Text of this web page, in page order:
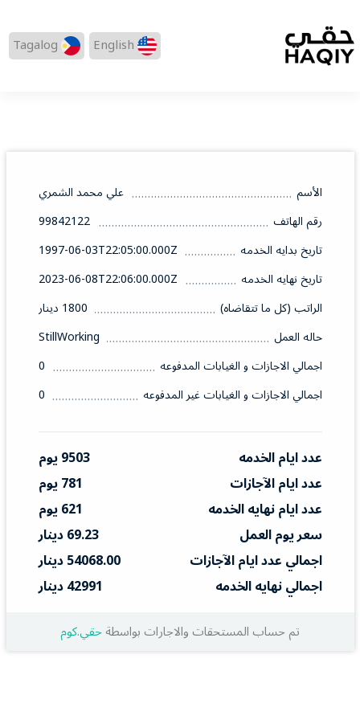
English
Tagalog
الأسم
علي محمد الشمري
رقم الهاتف
99842122
تاريخ بدايه الخدمه
1997-06-03T22:05:00.000Z
تاريخ نهايه الخدمه
2023-06-08T22:06:00.000Z
الراتب (كل ما تتقاضاه)
1800 دينار
حاله العمل
StillWorking
اجمالي الاجازات و الغيابات المدفوعه
0
اجمالي الاجازات و الغيابات غير المدفوعه
0
عدد ايام الخدمه
9503 يوم
عدد ايام الآجازات
781 يوم
عدد ايام نهايه الخدمه
621 يوم
سعر يوم العمل
69.23 دينار
اجمالي عدد ايام الآجازات
54068.00 دينار
اجمالي نهايه الخدمه
42991 دينار
تم حساب المستحقات والاجارات بواسطةحقي.كوم